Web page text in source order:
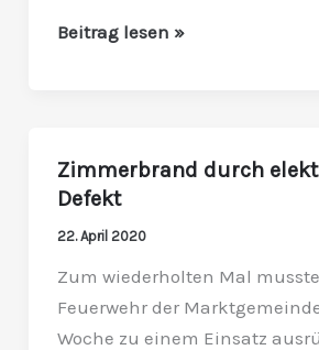
Beitrag lesen »
Zimmerbrand durch
Defekt
22. April 2020
Zum wiederholten Mal
Feuerwehr der
Woche zu einem Einsatz
Zimmerbrand
durch
elektrischen